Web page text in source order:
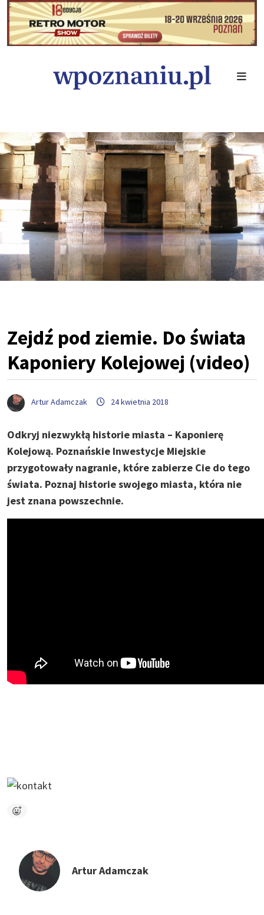
Zejdź pod ziemie. Do świata
Kaponiery Kolejowej (video)
Artur Adamczak 24 kwietnia 2018
Odkryj niezwykłą historie miasta – Kaponierę
Kolejową. Poznańskie Inwestycje Miejskie
przygotowały nagranie, które zabierze Cie do tego
świata. Poznaj historie swojego miasta, która nie
jest znana powszechnie.
Artur Adamczak